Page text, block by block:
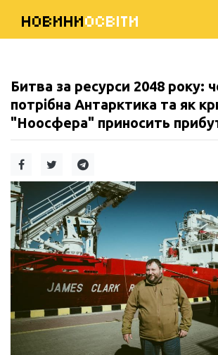
НОВИНИОСВІТИ
Битва за ресурси 2048 року:
потрібна Антарктика та як
"Ноосфера" приносить